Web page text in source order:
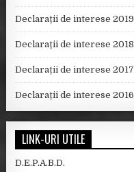
Declarații de interese 2019
Declarații de interese 2018
Declarații de interese 2017
Declarații de interese 2016
LINK-URI UTILE
D.E.P.A.B.D.